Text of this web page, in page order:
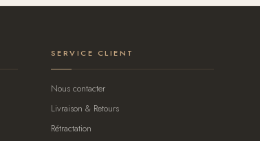
SERVICE CLIENT
Nous contacter
Livraison & Retours
Rétractation